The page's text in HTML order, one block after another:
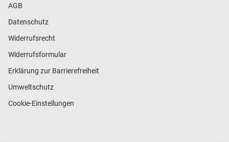
AGB
Datenschutz
Widerrufsrecht
Widerrufsformular
Erklärung zur Barrierefreiheit
Umweltschutz
Cookie-Einstellungen